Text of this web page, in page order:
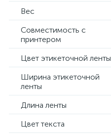
Вес
Совместимость с
принтером
Цвет этикеточной ленты
Ширина этикеточной
ленты
Длина ленты
Цвет текста